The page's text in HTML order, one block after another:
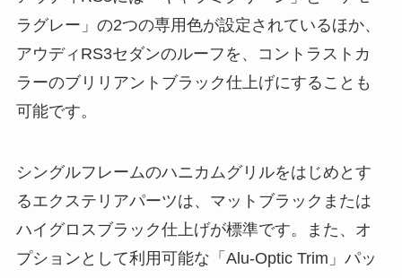
ラグレー」の2つの専用色が設定されているほか、
アウディRS3セダンのルーフを、コントラストカ
ラーのブリリアントブラック仕上げにすることも
可能です。
シングルフレームのハニカムグリルをはじめとす
るエクステリアパーツは、マットブラックまたは
ハイグロスブラック仕上げが標準です。また、オ
プションとして利用可能な「Alu-Optic Trim」パッ